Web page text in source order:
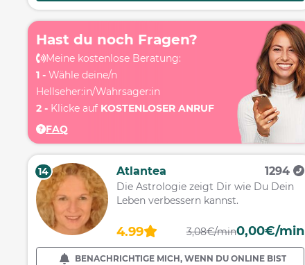
Hast du noch Fragen?
Meine kostenlose Beratung:
1 - Wähle deine/n
Hellseher:in/Wahrsager:in
2 - Klicke auf KOSTENLOSER ANRUF
FAQ
14 Atlantea 1294
Die Astrologie zeigt Dir wie Du Dein
Leben verbessern kannst.
4.99 3,08€/min0,00€/min
BENACHRICHTIGE MICH, WENN DU ONLINE BIST